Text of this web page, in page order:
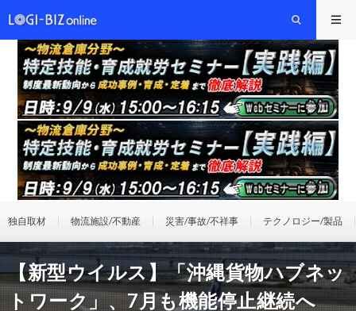
独自取材 物流施設/不動産 災害/事故/不祥事 テクノロジー/製品
【新型ウイルス】「沖縄貨物ハブネッ
トワーク」、7月も機能停止継続へ